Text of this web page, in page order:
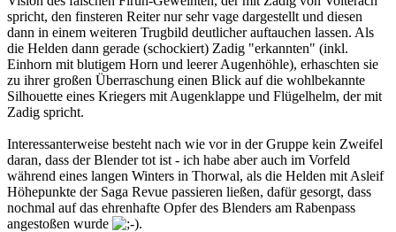
spricht, den finsteren Reiter nur sehr vage dargestellt und diesen
dann in einem weiteren Trugbild deutlicher auftauchen lassen. Als
die Helden dann gerade (schockiert) Zadig "erkannten" (inkl.
Einhorn mit blutigem Horn und leerer Augenhöhle), erhaschten sie
zu ihrer großen Überraschung einen Blick auf die wohlbekannte
Silhouette eines Kriegers mit Augenklappe und Flügelhelm, der mit
Zadig spricht.
Interessanterweise besteht nach wie vor in der Gruppe kein Zweifel
daran, dass der Blender tot ist - ich habe aber auch im Vorfeld
während eines langen Winters in Thorwal, als die Helden mit Asleif
Höhepunkte der Saga Revue passieren ließen, dafür gesorgt, dass
nochmal auf das ehrenhafte Opfer des Blenders am Rabenpass
angestoßen wurde
.